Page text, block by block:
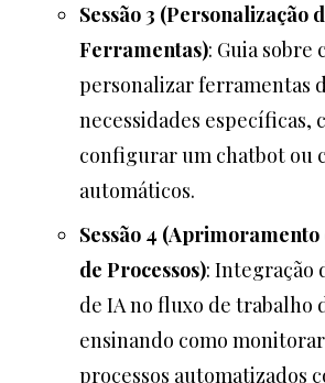
Sessão 3 (Personalização
Ferramentas): Guia sobre
personalizar ferramentas
necessidades específicas,
configurar um chatbot ou
automáticos.
Sessão 4
de Processos): Integração
de IA no fluxo de trabalho
ensinando como
processos automatizados